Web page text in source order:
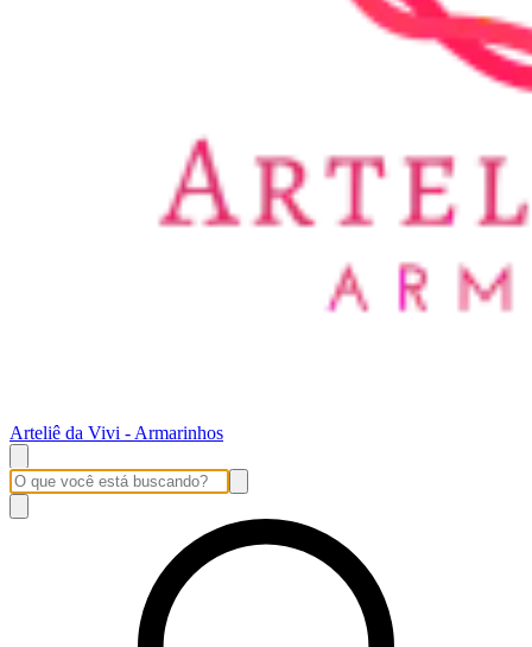
Arteliê da Vivi - Armarinhos